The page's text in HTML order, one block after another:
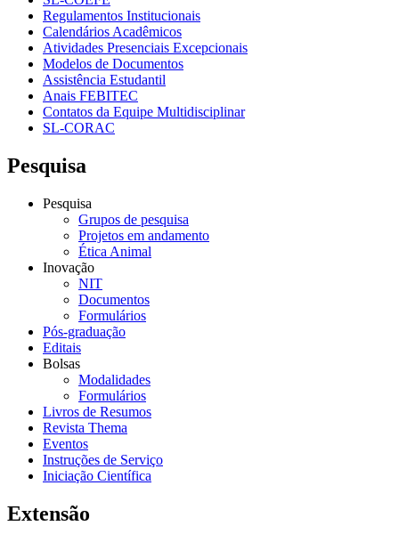
Regulamentos Institucionais
Calendários Acadêmicos
Atividades Presenciais Excepcionais
Modelos de Documentos
Assistência Estudantil
Anais FEBITEC
Contatos da Equipe Multidisciplinar
SL-CORAC
Pesquisa
Pesquisa
Grupos de pesquisa
Projetos em andamento
Ética Animal
Inovação
NIT
Documentos
Formulários
Pós-graduação
Editais
Bolsas
Modalidades
Formulários
Livros de Resumos
Revista Thema
Eventos
Instruções de Serviço
Iniciação Científica
Extensão